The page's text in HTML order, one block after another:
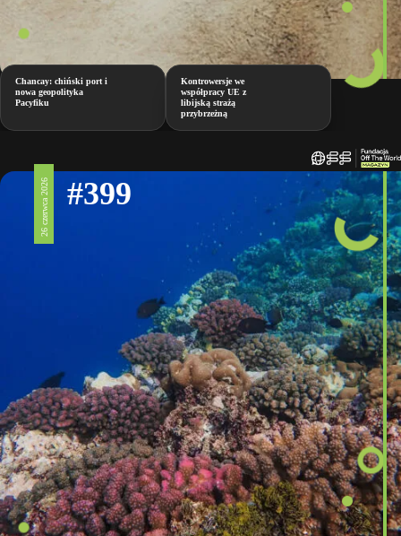
Chancay: chiński port i
nowa geopolityka
Pacyfiku
Kontrowersje we
współpracy UE z
libijską strażą
przybrzeżną
26 czerwca 2026 #399